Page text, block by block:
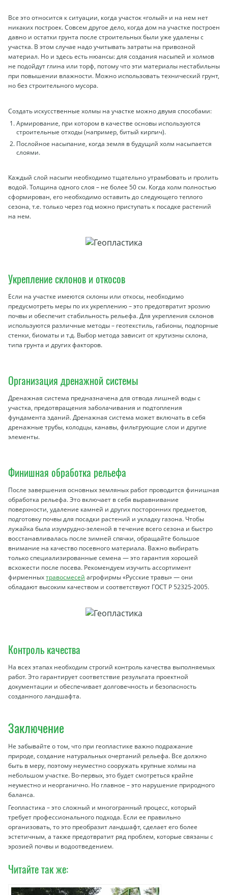
Все это относится к ситуации, когда участок «голый» и на нем нет
никаких построек. Совсем другое дело, когда дом на участке построен
давно и остатки грунта после строительных были уже удалены с
участка. В этом случае надо учитывать затраты на привозной
материал. Но и здесь есть нюансы: для создания насыпей и холмов
не подойдут глина или торф, потому что эти материалы нестабильны
при повышении влажности. Можно использовать технический грунт,
но без строительного мусора.
Создать искусственные холмы на участке можно двумя способами:
Армирование, при котором в качестве основы используются
строительные отходы (например, битый кирпич).
Послойное насыпание, когда земля в будущий холм насыпается
слоями.
Каждый слой насыпи необходимо тщательно утрамбовать и пролить
водой. Толщина одного слоя – не более 50 см. Когда холм полностью
сформирован, его необходимо оставить до следующего теплого
сезона, т.е. только через год можно приступать к посадке растений
на нем.
Укрепление склонов и откосов
Если на участке имеются склоны или откосы, необходимо
предусмотреть меры по их укреплению – это предотвратит эрозию
почвы и обеспечит стабильность рельефа. Для укрепления склонов
используются различные методы – геотекстиль, габионы, подпорные
стенки, биоматы и т.д. Выбор метода зависит от крутизны склона,
типа грунта и других факторов.
Организация дренажной системы
Дренажная система предназначена для отвода лишней воды с
участка, предотвращения заболачивания и подтопления
фундамента зданий. Дренажная система может включать в себя
дренажные трубы, колодцы, канавы, фильтрующие слои и другие
элементы.
Финишная обработка рельефа
После завершения основных земляных работ проводится финишная
обработка рельефа. Это включает в себя выравнивание
поверхности, удаление камней и других посторонних предметов,
подготовку почвы для посадки растений и укладку газона. Чтобы
лужайка была изумрудно-зеленой в течение всего сезона и быстро
восстанавливалась после зимней спячки, обращайте большое
внимание на качество посевного материала. Важно выбирать
только специализированные семена — это гарантия хорошей
всхожести после посева. Рекомендуем изучить ассортимент
фирменныхтравосмесей агрофирмы «Русские травы» — они
обладают высоким качеством и соответствуют ГОСТ Р 52325-2005.
Контроль качества
На всех этапах необходим строгий контроль качества выполняемых
работ. Это гарантирует соответствие результата проектной
документации и обеспечивает долговечность и безопасность
созданного ландшафта.
Заключение
Не забывайте о том, что при геопластике важно подражание
природе, создание натуральных очертаний рельефа. Все должно
быть в меру, поэтому неуместно сооружать крупные холмы на
небольшом участке. Во-первых, это будет смотреться крайне
неуместно и неорганично. Но главное – это нарушение природного
баланса.
Геопластика – это сложный и многогранный процесс, который
требует профессионального подхода. Если ее правильно
организовать, то это преобразит ландшафт, сделает его более
эстетичным, а также предотвратит ряд проблем, которые связаны с
эрозией почвы и водоотведением.
Читайте так же: